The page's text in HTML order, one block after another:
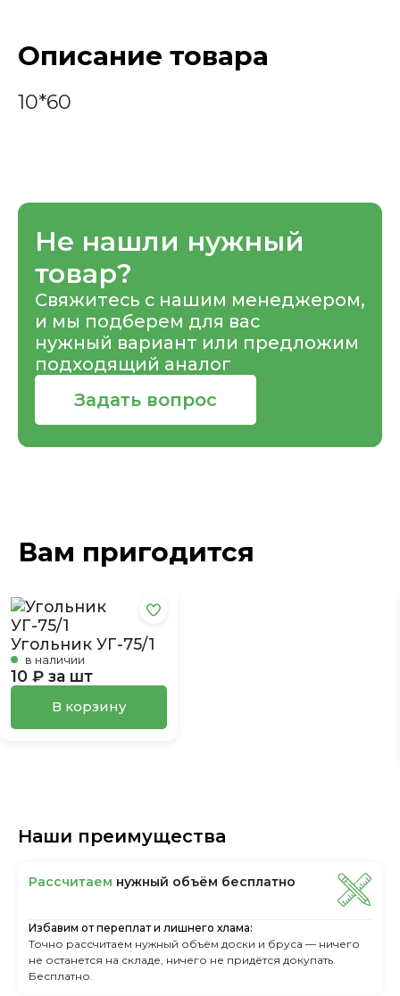
Описание товара
10*60
Не нашли нужный
товар?
Свяжитесь с нашим менеджером,
и мы подберем для вас
нужный вариант или предложим
подходящий аналог
Задать вопрос
Вам пригодится
Угольник УГ-75/1
в наличии
10 ₽ за шт
В корзину
Наши преимущества
Рассчитаем нужный объём бесплатно
Избавим от переплат и лишнего хлама:
Точно рассчитаем нужный объём доски и бруса — ничего
не останется на складе, ничего не придётся докупать.
Бесплатно.